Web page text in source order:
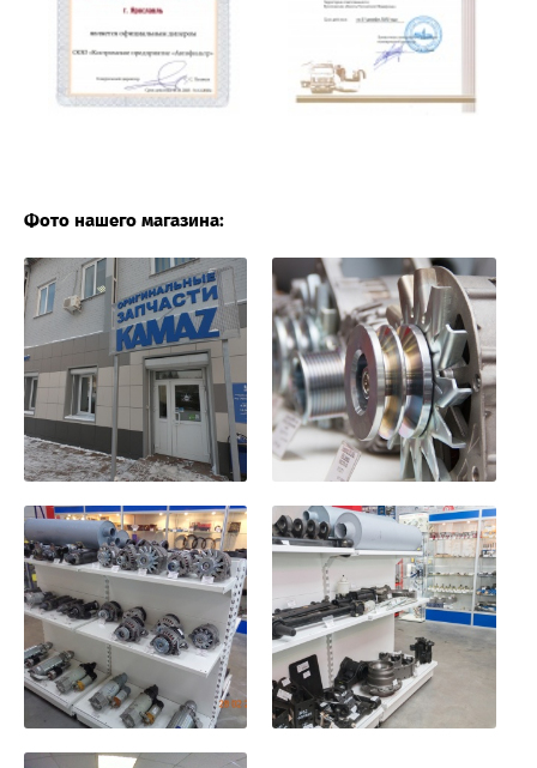
Фото нашего магазина: